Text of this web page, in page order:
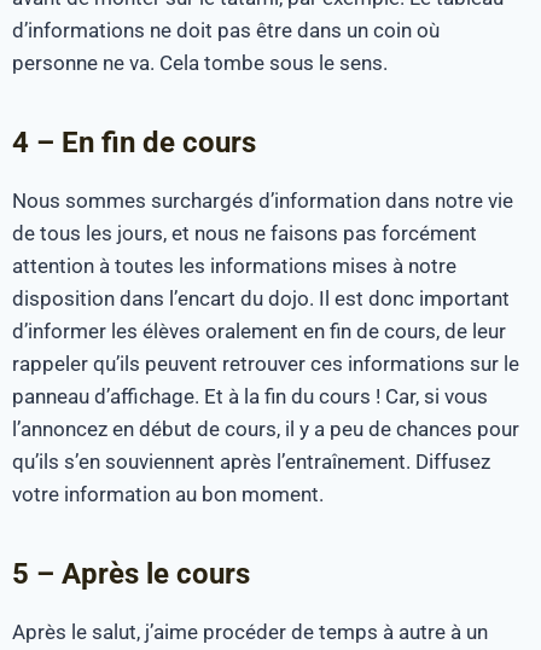
d’informations ne doit pas être dans un coin où
personne ne va. Cela tombe sous le sens.
4 – En fin de cours
Nous sommes surchargés d’information dans notre vie
de tous les jours, et nous ne faisons pas forcément
attention à toutes les informations mises à notre
disposition dans l’encart du dojo. Il est donc important
d’informer les élèves oralement en fin de cours, de leur
rappeler qu’ils peuvent retrouver ces informations sur le
panneau d’affichage. Et à la fin du cours ! Car, si vous
l’annoncez en début de cours, il y a peu de chances pour
qu’ils s’en souviennent après l’entraînement. Diffusez
votre information au bon moment.
5 – Après le cours
Après le salut, j’aime procéder de temps à autre à un